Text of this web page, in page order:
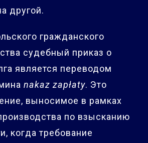
другой.
гражданского
судебный приказ о
является переводом
nakaz zapłaty. Это
выносимое в рамках
по взысканию
когда требование